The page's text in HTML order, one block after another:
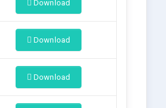
Download
Download
Download